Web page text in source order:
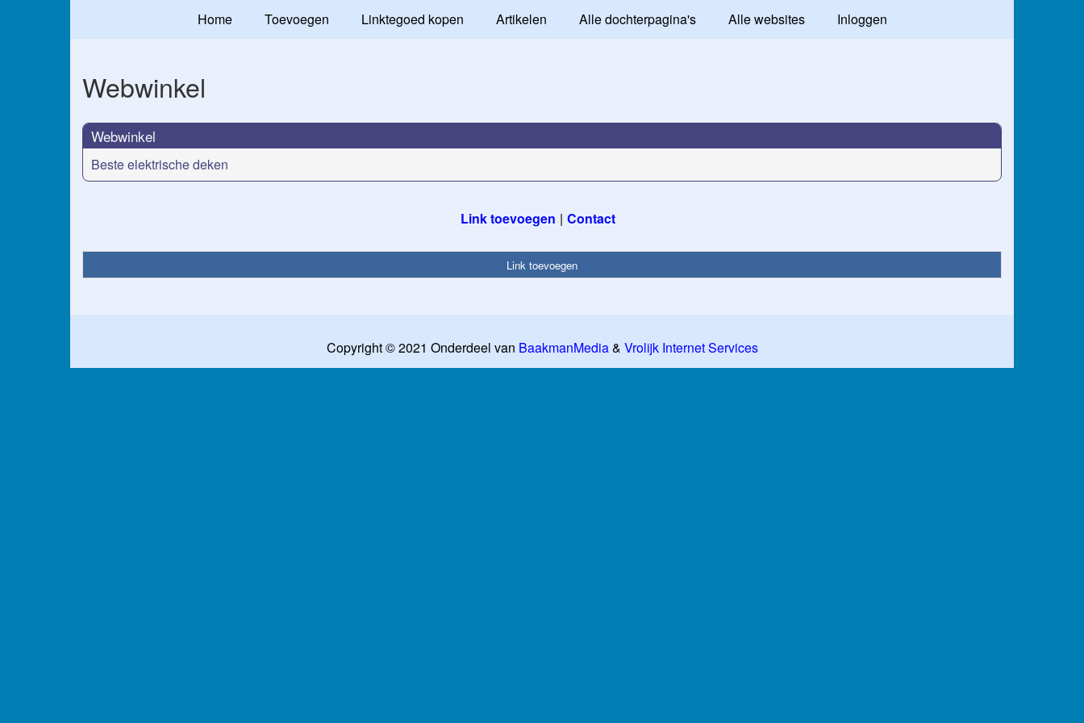
Home Toevoegen Linktegoed kopen Artikelen Alle dochterpagina's Alle websites Inloggen
Webwinkel
Webwinkel
Beste elektrische deken
Link toevoegen Contact
Link toevoegen
Copyright © 2021 Onderdeel van BaakmanMedia& Vrolijk Internet Services